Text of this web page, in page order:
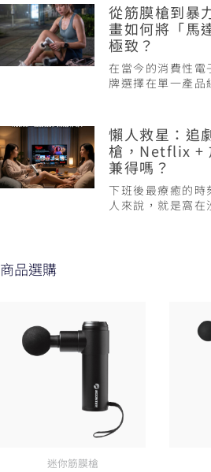
從筋膜槍到暴
畫如何將「馬
極致？
在當今的消費性電
牌選擇在單一產品
懶人救星：追
槍，Netflix +
兼得嗎？
下班後最療癒的時
人來說，就是窩在
商品選購
迷你筋膜槍